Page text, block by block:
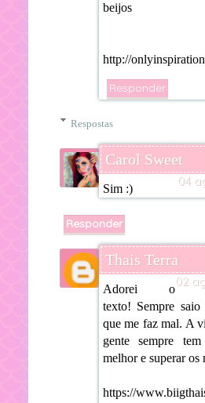
beijos
http://
Responder
Respostas
Carol Sweet
04
Sim :)
Responder
Thais Terra
02
Adorei o
texto! Sempre
que me faz mal. A
gente sempre
melhor e superar os
https://